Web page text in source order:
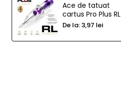
Ace de tatuat
cartus Pro Plus RL
De la: 3,97 lei